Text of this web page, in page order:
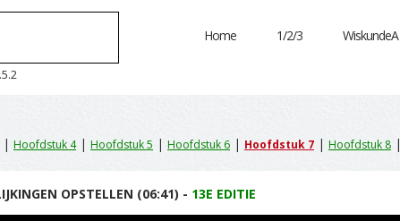
Home 1/2/3 WiskundeA
| Hoofdstuk 4| Hoofdstuk 5 | Hoofdstuk 6 | Hoofdstuk 7 | Hoofdstuk 8 |
OPSTELLEN (06:41) - 13E EDITIE